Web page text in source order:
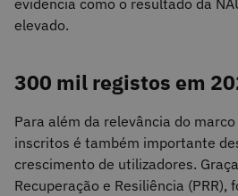
evidencia como o resultado da
elevado.
300 mil registos em
Para além da relevância do
inscritos é também importante
crescimento de utilizadores.
Recuperação e Resiliência (PRR),